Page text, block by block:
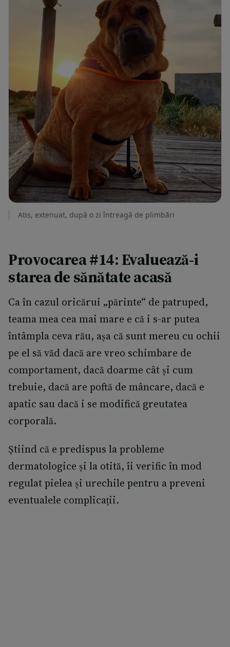
Atis, extenuat, după o zi întreagă de plimbări
Provocarea #14: Evaluează-i
starea de sănătate acasă
Ca în cazul oricărui „părinte“ de patruped,
teama mea cea mai mare e că i s-ar putea
întâmpla ceva rău, așa că sunt mereu cu ochii
pe el să văd dacă are vreo schimbare de
comportament, dacă doarme cât și cum
trebuie, dacă are poftă de mâncare, dacă e
apatic sau dacă i se modifică greutatea
corporală.
Știind că e predispus la probleme
dermatologice și la otită, îi verific în mod
regulat pielea și urechile pentru a preveni
eventualele complicații.